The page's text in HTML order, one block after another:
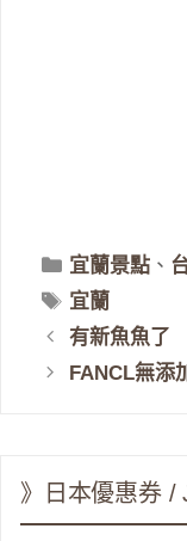
分
類
宜蘭景點 、
標
籤
宜蘭
有新魚魚了
FANCL無添
》日本優惠券 /